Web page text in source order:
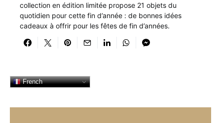
collection en édition limitée propose 21 objets du
quotidien pour cette fin d’année : de bonnes idées
cadeaux à offrir pour les fêtes de fin d’années.
French